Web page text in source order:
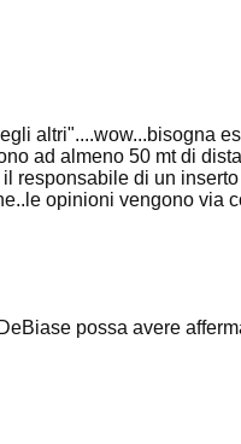
altri"....wow...bisogna
ad almeno 50 mt di
responsabile di un
opinioni vengono via
possa avere